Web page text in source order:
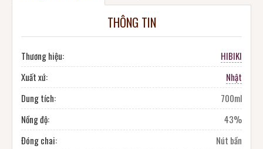
THÔNG TIN
Thương hiệu:
HIBIKI
Xuất xứ:
Nhật
Dung tích:
700ml
Nồng độ:
43%
Đóng chai:
Nút bần